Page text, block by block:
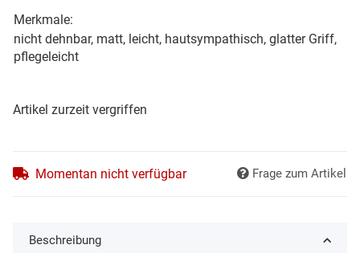
Merkmale:
nicht dehnbar, matt, leicht, hautsympathisch, glatter Griff,
pflegeleicht
Artikel zurzeit vergriffen
Momentan nicht verfügbar Frage zum Artikel
Beschreibung